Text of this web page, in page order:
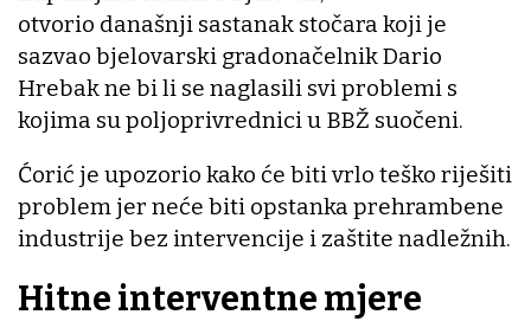
otvorio današnji sastanak stočara koji je
sazvao bjelovarski gradonačelnik Dario
Hrebak ne bi li se naglasili svi problemi s
kojima su poljoprivrednici u BBŽ suočeni.
Ćorić je upozorio kako će biti vrlo teško riješiti
problem jer neće biti opstanka prehrambene
industrije bez intervencije i zaštite nadležnih.
Hitne interventne mjere